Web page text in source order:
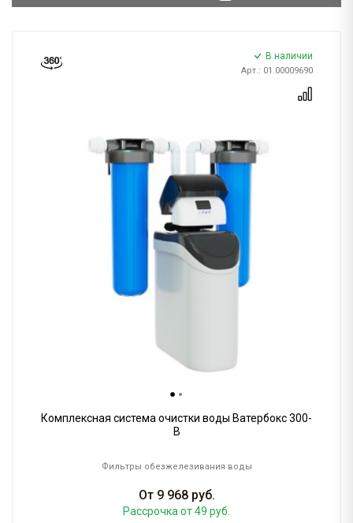
В наличии
Арт.: 01.00009690
Комплексная система очистки воды Ватербокс 300-
B
Фильтры обезжелезивания воды
От 9 968руб.
Рассрочка от 49 руб.